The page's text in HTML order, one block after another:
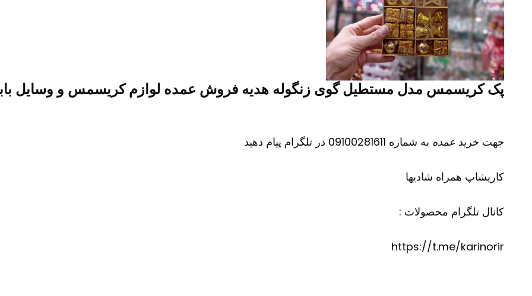
پک کریسمس مدل مستطیل گوی زنگوله هدیه فروش عمده لوازم کریسمس و وسایل
جهت خرید عمده به شماره 09100281611 در تلگرام پیام دهید
کاریشاپ همراه شادیها
کانال تلگرام محصولات :
https://t.me/karinorir